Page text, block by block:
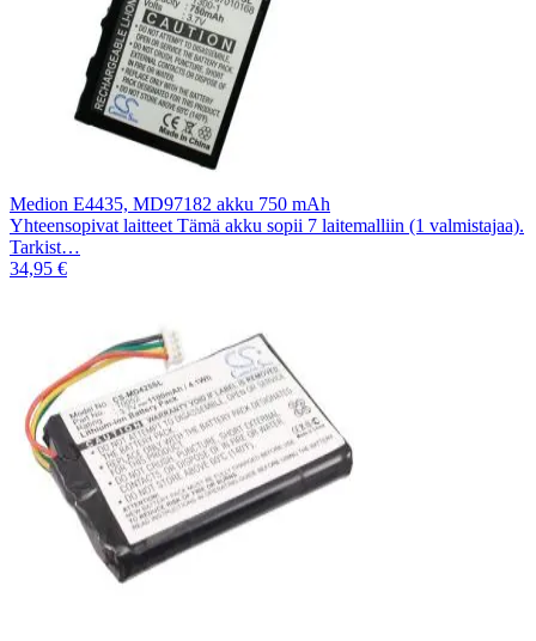
Medion E4435, MD97182 akku 750 mAh
Yhteensopivat laitteet Tämä akku sopii 7 laitemalliin (1 valmistajaa).
Tarkist…
34,95 €